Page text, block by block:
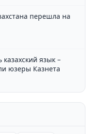
перешла на
язык –
юзеры Казнета